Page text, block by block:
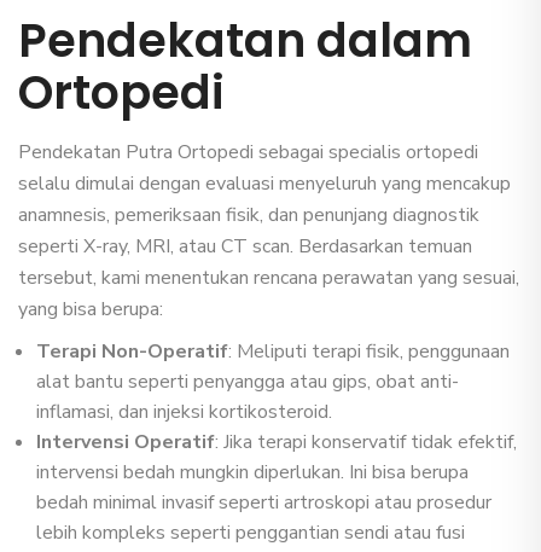
Pendekatan dalam
Ortopedi
Pendekatan Putra Ortopedi sebagai specialis ortopedi
selalu dimulai dengan evaluasi menyeluruh yang mencakup
anamnesis, pemeriksaan fisik, dan penunjang diagnostik
seperti X-ray, MRI, atau CT scan. Berdasarkan temuan
tersebut, kami menentukan rencana perawatan yang sesuai,
yang bisa berupa:
Terapi Non-Operatif: Meliputi terapi fisik, penggunaan
alat bantu seperti penyangga atau gips, obat anti-
inflamasi, dan injeksi kortikosteroid.
Intervensi Operatif: Jika terapi konservatif tidak efektif,
intervensi bedah mungkin diperlukan. Ini bisa berupa
bedah minimal invasif seperti artroskopi atau prosedur
lebih kompleks seperti penggantian sendi atau fusi